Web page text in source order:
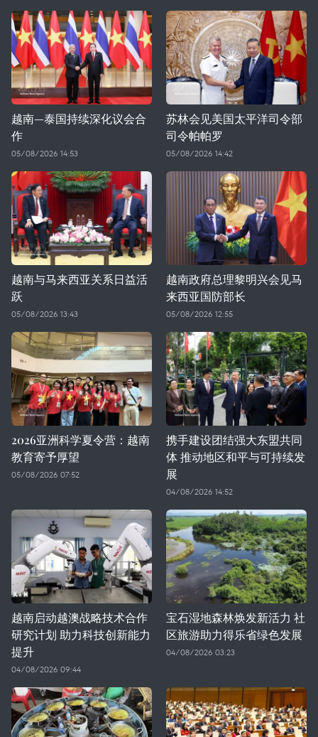
越南—泰国持续深化议会合
作
05/08/2026 14:53
苏林会见美国太平洋司令部
司令帕帕罗
05/08/2026 14:42
越南与马来西亚关系日益活
跃
05/08/2026 13:43
越南政府总理黎明兴会见马
来西亚国防部长
05/08/2026 12:55
2026亚洲科学夏令营：越南
教育寄予厚望
05/08/2026 07:52
携手建设团结强大东盟共同
体 推动地区和平与可持续发
展
04/08/2026 14:52
越南启动越澳战略技术合作
研究计划 助力科技创新能力
提升
04/08/2026 09:44
宝石湿地森林焕发新活力 社
区旅游助力得乐省绿色发展
04/08/2026 03:23